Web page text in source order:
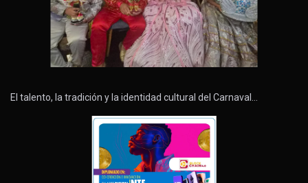
El talento, la tradición y la identidad cultural del Carnaval…